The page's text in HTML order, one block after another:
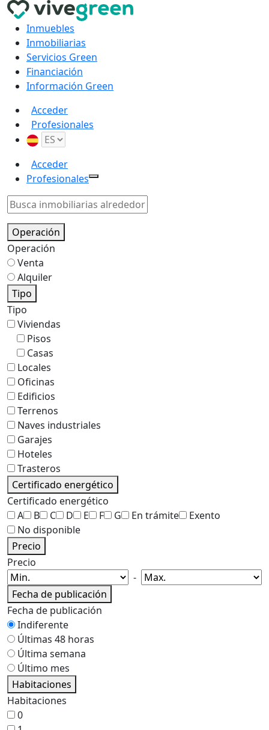
Inmuebles
Inmobiliarias
Servicios Green
Financiación
Información Green
Acceder
Profesionales
Acceder
Profesionales
Operación
Operación
Venta
Alquiler
Tipo
Tipo
Viviendas
Pisos
Casas
Locales
Oficinas
Edificios
Terrenos
Naves industriales
Garajes
Hoteles
Trasteros
Certificado energético
Certificado energético
A
B C D E F G En trámite
Exento
No disponible
Precio
Precio
-
Fecha de publicación
Fecha de publicación
Indiferente
Últimas 48 horas
Última semana
Último mes
Habitaciones
Habitaciones
0